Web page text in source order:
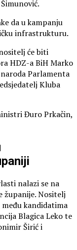
da u kampanju
infrastrukturu.
će biti
HDZ-a BiH Marko
Parlamenta
Kluba
Đuro Prkačin,
nalazi se na
županije. Nositelj
kandidatima
Blagica Leko te
Širić i